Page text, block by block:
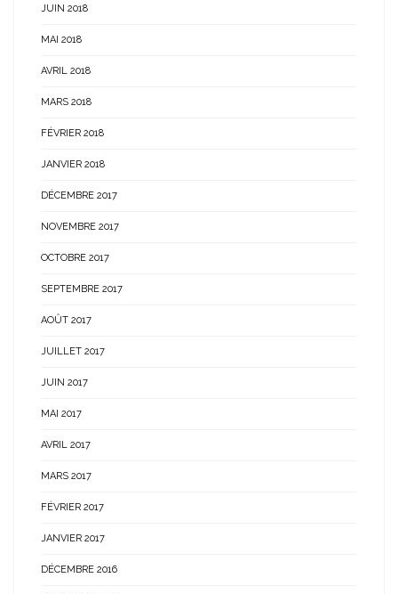
JUIN 2018
MAI 2018
AVRIL 2018
MARS 2018
FÉVRIER 2018
JANVIER 2018
DÉCEMBRE 2017
NOVEMBRE 2017
OCTOBRE 2017
SEPTEMBRE 2017
AOÛT 2017
JUILLET 2017
JUIN 2017
MAI 2017
AVRIL 2017
MARS 2017
FÉVRIER 2017
JANVIER 2017
DÉCEMBRE 2016